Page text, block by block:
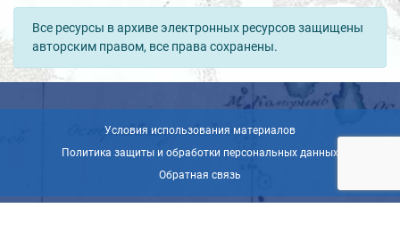
Все ресурсы в архиве электронных ресурсов защищены
авторским правом, все права сохранены.
Условия использования материалов
Политика защиты и обработки персональных данных
Обратная связь